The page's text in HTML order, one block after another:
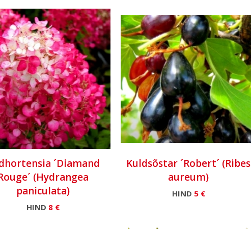
´Diamand
(Hydrangea
paniculata)
HIND 8 €
Kuldsõstar ´Robert´ (Ribes
aureum)
HIND 5 €